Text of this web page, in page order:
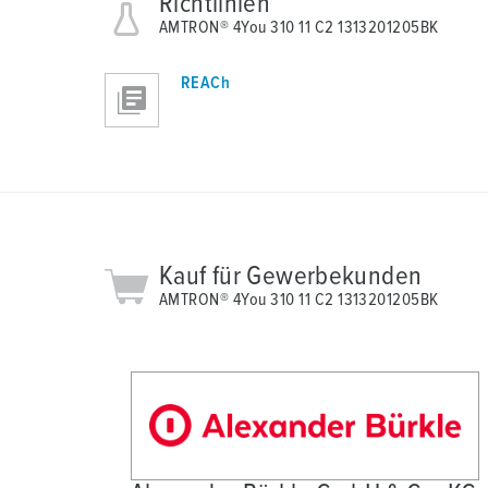
a
AMTRON® 4You 310 11 C2 1313201205BK
REACh
Kauf für Gewerbekunden
AMTRON® 4You 310 11 C2 1313201205BK